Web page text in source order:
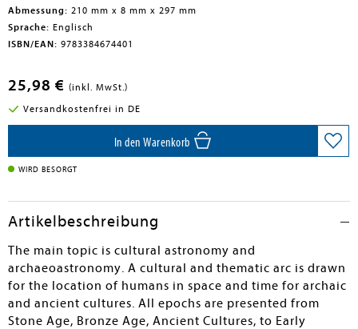
Abmessung: 210 mm x 8 mm x 297 mm
Sprache: Englisch
ISBN/EAN: 9783384674401
25,98 € (inkl. MwSt.)
Versandkostenfrei in DE
In den Warenkorb
WIRD BESORGT
Artikelbeschreibung
The main topic is cultural astronomy and
archaeoastronomy. A cultural and thematic arc is drawn
for the location of humans in space and time for archaic
and ancient cultures. All epochs are presented from
Stone Age, Bronze Age, Ancient Cultures, to Early